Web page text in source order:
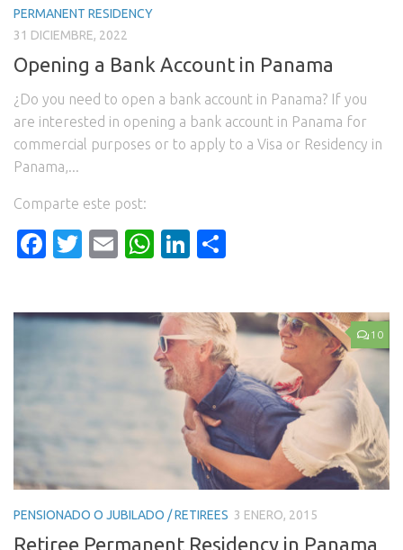
PERMANENT RESIDENCY
31 DICIEMBRE, 2022
Opening a Bank Account in Panama
¿Do you need to open a bank account in Panama? If you
are interested in opening a bank account in Panama for
commercial purposes or to apply to a Visa or Residency in
Panama,...
Comparte este post:
Facebook
Twitter
EmailWhatsApp
LinkedIn
10
PENSIONADO O JUBILADO / RETIREES 3 ENERO, 2015
Retiree Permanent Residency in Panama